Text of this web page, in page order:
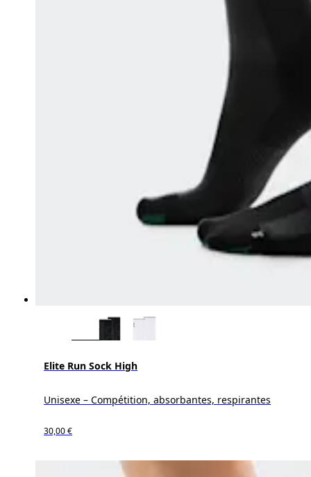
Elite Run Sock High
Unisexe – Compétition, absorbantes, respirantes
30,00 €